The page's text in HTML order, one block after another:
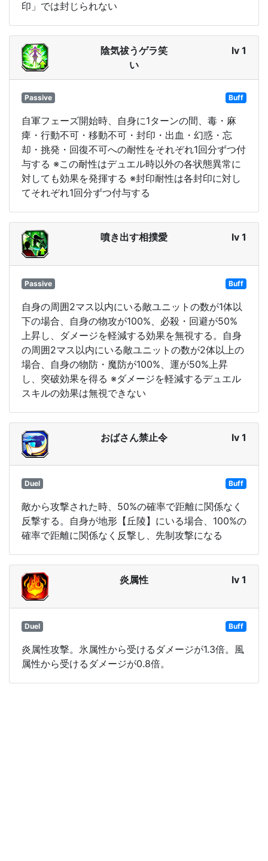
印」では封じられない
陰気祓うゲラ笑
い
lv 1
Passive Buff
自軍フェーズ開始時、自身に1ターンの間、毒・麻
痺・行動不可・移動不可・封印・出血・幻惑・忘
却・挑発・回復不可への耐性をそれぞれ1回分ずつ付
与する ※この耐性はデュエル時以外の各状態異常に
対しても効果を発揮する ※封印耐性は各封印に対し
てそれぞれ1回分ずつ付与する
噴き出す相撲愛 lv 1
Passive Buff
自身の周囲2マス以内にいる敵ユニットの数が1体以
下の場合、自身の物攻が100%、必殺・回避が50%
上昇し、ダメージを軽減する効果を無視する。自身
の周囲2マス以内にいる敵ユニットの数が2体以上の
場合、自身の物防・魔防が100%、運が50%上昇
し、突破効果を得る ※ダメージを軽減するデュエル
スキルの効果は無視できない
おばさん禁止令 lv 1
Duel Buff
敵から攻撃された時、50%の確率で距離に関係なく
反撃する。自身が地形【丘陵】にいる場合、100%の
確率で距離に関係なく反撃し、先制攻撃になる
炎属性 lv 1
Duel Buff
炎属性攻撃。氷属性から受けるダメージが1.3倍。風
属性から受けるダメージが0.8倍。